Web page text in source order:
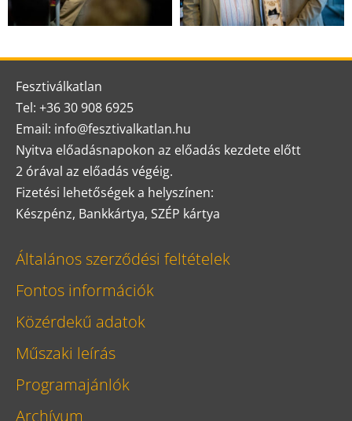
Fesztiválkatlan
Tel: +36 30 908 6925
Email: info@fesztivalkatlan.hu
Nyitva előadásnapokon az előadás kezdete előtt
2 órával az előadás végéig.
Fizetési lehetőségek a helyszínen:
Készpénz, Bankkártya, SZÉP kártya
Általános szerződési feltételek
Fontos információk
Közérdekű adatok
Műszaki leírás
Programajánlók
Archívum